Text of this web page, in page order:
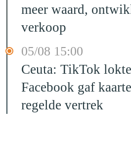
meer waard,
verkoop
05/08 15:00
Ceuta: TikTok
Facebook gaf
regelde vertrek